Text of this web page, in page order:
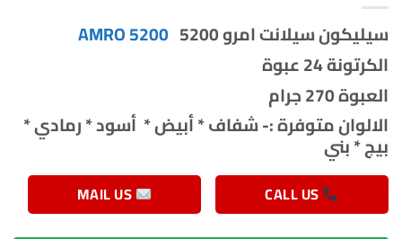
سيليكون سيلانت امرو 5200
AMRO 5200
الكرتونة 24 عبوة
العبوة 270 جرام
الالوان متوفرة :- شفاف * أبيض * أسود * رمادي *
بيج * بني